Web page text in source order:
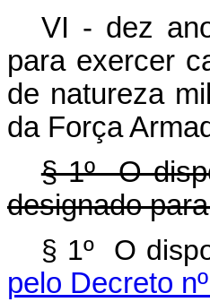
VI - dez
para exercer
de natureza
da Força
§ 1º O
designado
§ 1º O
pelo Decreto